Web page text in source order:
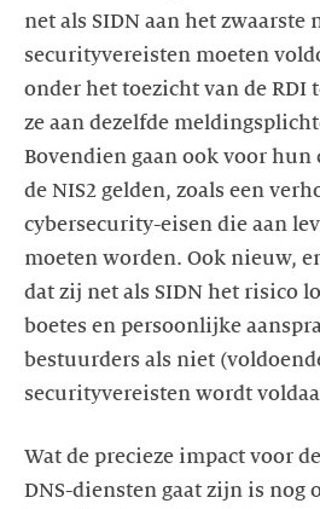
net als SIDN aan het zwaarste
securityvereisten moeten
onder het toezicht van de RDI
ze aan dezelfde
Bovendien gaan ook voor hun
de NIS2 gelden, zoals een
cybersecurity-eisen die aan
moeten worden. Ook nieuw,
dat zij net als SIDN het risico
boetes en persoonlijke
bestuurders als niet
securityvereisten wordt
Wat de precieze impact voor
DNS-diensten gaat zijn is nog